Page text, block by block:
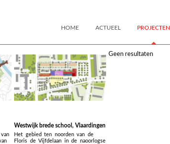
HOME ACTUEEL PROJECTEN
Westwijk brede school, Vlaardingen
Het gebied ten noorden van de
Floris de Vijfdelaan in de naoorlogse
Geen resultaten